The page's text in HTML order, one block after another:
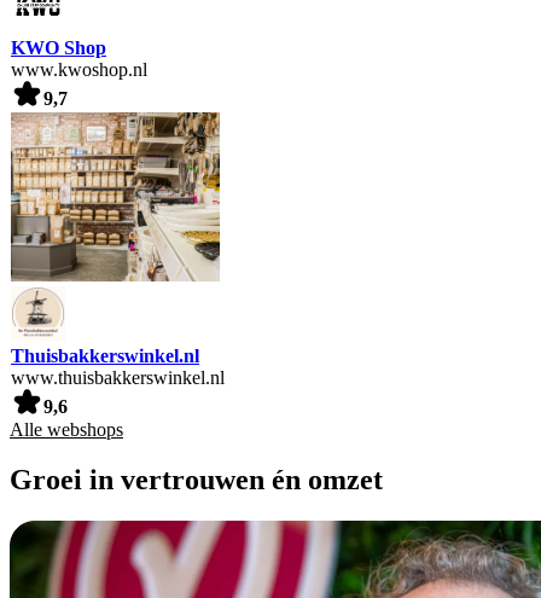
KWO Shop
www.kwoshop.nl
9,7
Thuisbakkerswinkel.nl
www.thuisbakkerswinkel.nl
9,6
Alle webshops
Groei in vertrouwen én omzet